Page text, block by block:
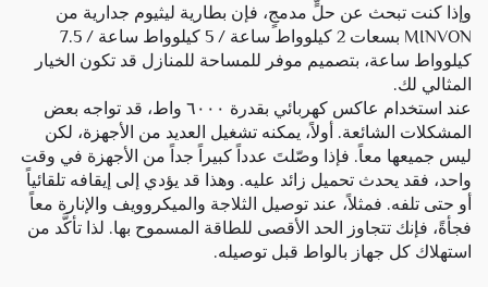
وإذا كنت تبحث عن حلٍّ مدمجٍ، فإن بطارية ليثيوم جدارية من
MINVON بسعات 2 كيلوواط ساعة / 5 كيلوواط ساعة / 7.5
كيلوواط ساعة، بتصميم موفر للمساحة للمنازل قد تكون الخيار
المثالي لك.
عند استخدام عاكس كهربائي بقدرة ٦٠٠٠ واط، قد تواجه بعض
المشكلات الشائعة. أولاً، يمكنه تشغيل العديد من الأجهزة، لكن
ليس جميعها معاً. فإذا وصّلتَ عدداً كبيراً جداً من الأجهزة في وقت
واحد، فقد يحدث تحميل زائد عليه. وهذا قد يؤدي إلى إيقافه تلقائياً
أو حتى تلفه. فمثلاً، عند توصيل الثلاجة والميكروويف والإنارة معاً
فجأةً، فإنك تتجاوز الحد الأقصى للطاقة المسموح بها. لذا تأكَّد من
استهلاك كل جهاز بالواط قبل توصيله.